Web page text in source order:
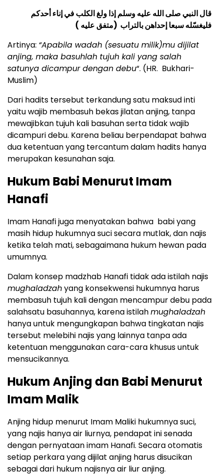
قال النبي صلى الله عليه وسلم إذا ولغ الكلب في إناء أحدكم
فليغسّله سبعا إحداهن بالتراب (متفق عليه )
Artinya: “Apabila wadah (sesuatu milik)mu dijilat
anjing, maka basuhlah tujuh kali yang salah
satunya dicampur dengan debu“. (HR. Bukhari-
Muslim)
Dari hadits tersebut terkandung satu maksud inti
yaitu wajib membasuh bekas jilatan anjing, tanpa
mewajibkan tujuh kali basuhan serta tidak wajib
dicampuri debu. Karena beliau berpendapat bahwa
dua ketentuan yang tercantum dalam hadits hanya
merupakan kesunahan saja.
Hukum Babi Menurut Imam
Hanafi
Imam Hanafi juga menyatakan bahwa babi yang
masih hidup hukumnya suci secara mutlak, dan najis
ketika telah mati, sebagaimana hukum hewan pada
umumnya.
Dalam konsep madzhab Hanafi tidak ada istilah najis
mughaladzahyang konsekwensi hukumnya harus
membasuh tujuh kali dengan mencampur debu pada
salahsatu basuhannya, karena istilahmughaladzah
hanya untuk mengungkapan bahwa tingkatan najis
tersebut melebihi najis yang lainnya tanpa ada
ketentuan menggunakan cara-cara khusus untuk
mensucikannya.
Hukum Anjing dan Babi Menurut
Imam Malik
Anjing hidup menurut Imam Maliki hukumnya suci,
yang najis hanya air liurnya, pendapat ini senada
dengan pernyataan imam Hanafi. Secara otomatis
setiap perkara yang dijilat anjing harus disucikan
sebagai dari hukum najisnya air liur anjing.